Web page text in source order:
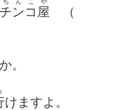
ンコ 屋 （
。
けますよ。